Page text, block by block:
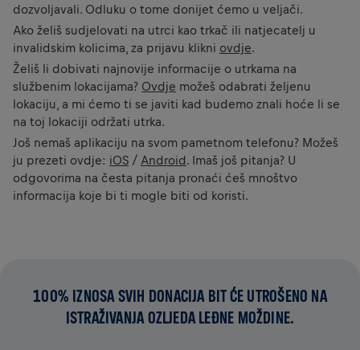
dozvoljavali. Odluku o tome donijet ćemo u veljači.
Ako želiš sudjelovati na utrci kao trkač ili natjecatelj u
invalidskim kolicima, za prijavu klikni ovdje.
Želiš li dobivati najnovije informacije o utrkama na
službenim lokacijama? Ovdje možeš odabrati željenu
lokaciju, a mi ćemo ti se javiti kad budemo znali hoće li se
na toj lokaciji održati utrka.
Još nemaš aplikaciju na svom pametnom telefonu? Možeš
ju prezeti ovdje: iOS / Android. Imaš još pitanja? U
odgovorima na česta pitanja pronaći ćeš mnoštvo
informacija koje bi ti mogle biti od koristi.
100% IZNOSA SVIH DONACIJA BIT ĆE UTROŠENO NA
ISTRAŽIVANJA OZLJEDA LEĐNE MOŽDINE.